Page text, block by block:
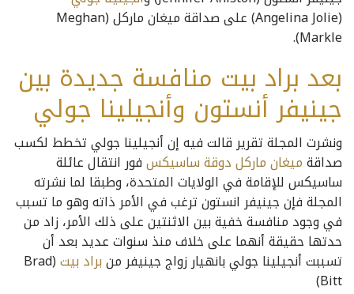
(Angelina Jolie) على صداقة ميغان ماركل (Meghan
Markle).
بعد براد بيت منافسة جديدة بين
جينيفر أنستون وأنجيلينا جولي
ونشرت المجلة تقرير قالت فيه إن أنجيلينا جولي تخطط لكسب
صداقةميغان ماركل دوقة ساسيكسفور انتقال عائلة
ساسيكس للإقامة في الولايات المتحدة، وطبقا لما نشرته
المجلة فإن جينيفر انستون ترغب في الأمر ذاته وهو ما تسبب
في وجود منافسة خفية بين الاثنتين على ذلك الأمر، زاد من
حدتها حقيقة أنهما على خلاف منذ سنوات عديد بعد أن
تسببت أنجيلينا جولي بانهيار زواج جينيفر منبراد بيت (Brad
Bitt)